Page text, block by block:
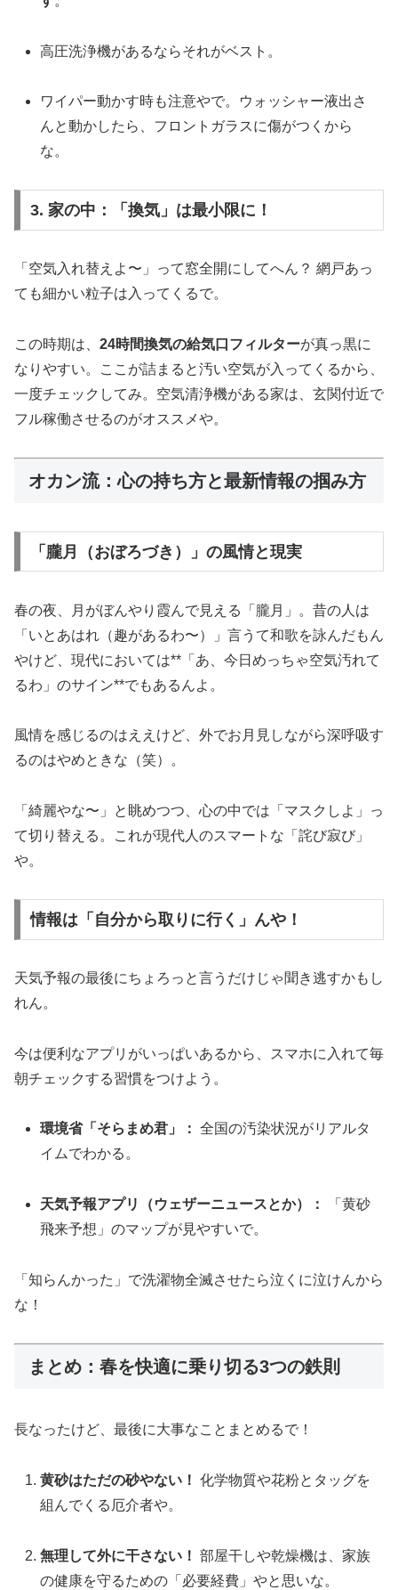
高圧洗浄機があるならそれがベスト。
ワイパー動かす時も注意やで。ウォッシャー液出さ
んと動かしたら、フロントガラスに傷がつくから
な。
3. 家の中：「換気」は最小限に！
「空気入れ替えよ〜」って窓全開にしてへん？ 網戸あっ
ても細かい粒子は入ってくるで。
この時期は、 24時間換気の給気口フィルターが真っ黒に
なりやすい。ここが詰まると汚い空気が入ってくるから、
一度チェックしてみ。空気清浄機がある家は、玄関付近で
フル稼働させるのがオススメや。
オカン流：心の持ち方と最新情報の掴み方
「朧月（おぼろづき）」の風情と現実
春の夜、月がぼんやり霞んで見える「朧月」。昔の人は
「いとあはれ（趣があるわ〜）」言うて和歌を詠んだもん
やけど、現代においては**「あ、今日めっちゃ空気汚れて
るわ」のサイン**でもあるんよ。
風情を感じるのはええけど、外でお月見しながら深呼吸す
るのはやめときな（笑）。
「綺麗やな〜」と眺めつつ、心の中では「マスクしよ」っ
て切り替える。これが現代人のスマートな「詫び寂び」
や。
情報は「自分から取りに行く」んや！
天気予報の最後にちょろっと言うだけじゃ聞き逃すかもし
れん。
今は便利なアプリがいっぱいあるから、スマホに入れて毎
朝チェックする習慣をつけよう。
環境省「そらまめ君」： 全国の汚染状況がリアルタ
イムでわかる。
天気予報アプリ（ウェザーニュースとか）：
「黄砂
飛来予想」のマップが見やすいで。
「知らんかった」で洗濯物全滅させたら泣くに泣けんから
な！
まとめ：春を快適に乗り切る3つの鉄則
長なったけど、最後に大事なことまとめるで！
黄砂はただの砂やない！ 化学物質や花粉とタッグを
組んでくる厄介者や。
無理して外に干さない！ 部屋干しや乾燥機は、家族
の健康を守るための「必要経費」やと思いな。